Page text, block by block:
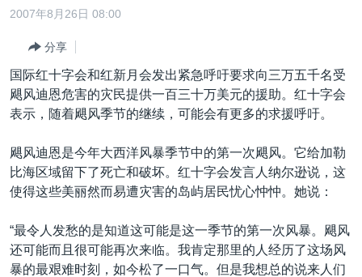
转
容
跳
转
导
航
到
检
港澳
国际
最新国际新闻
中东
欧洲
非洲
美洲
分类新闻
人权·法律·宗教
科教·文娱·体健
军事
劳工
热点专题
白宫要闻
国会报道
美中关系
VOA视频
VOA今日焦点
中文广播
2007年8月26日 08:00
分享
国际红十字会和红新月会发出紧急呼吁要求向三万五千名受
飓风迪恩危害的灾民提供一百三十万美元的援助。红十字会
表示，随着飓风季节的继续，可能会有更多的求援呼吁。
飓风迪恩是今年大西洋风暴季节中的第一次飓风。它给加勒
比海区域留下了死亡和破坏。红十字会发言人纳尔逊说，这
使得这些美丽然而易遭灾害的岛屿居民忧心忡忡。她说：
“最令人发愁的是知道这可能是这一季节的第一次风暴。飓风
还可能而且很可能再次来临。我肯定那里的人经历了这场风
暴的最艰难时刻，如今松了一口气。但是我想总的说来人们